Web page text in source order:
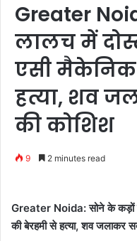
Greater
लालच में
एसी मैकेनिक
हत्या, शव
की कोशिश
9 2 minutes read
Greater Noida: सोने के कड़ों
की बेरहमी से हत्या, शव जलाकर